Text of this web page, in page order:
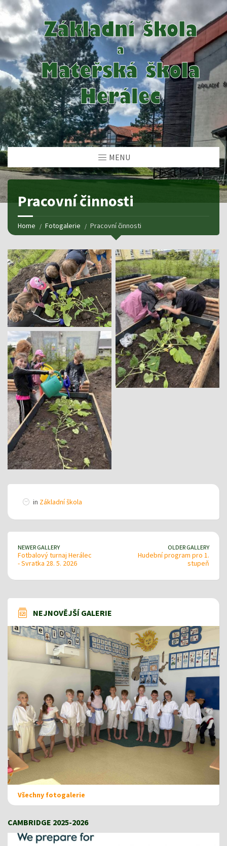
MENU
Pracovní činnosti
Home Fotogalerie Pracovní činnosti
in Základní škola
NEWER GALLERY
Fotbalový turnaj Herálec
- Svratka 28. 5. 2026
OLDER GALLERY
Hudební program pro 1.
stupeň
NEJNOVĚJŠÍ GALERIE
Všechny fotogalerie
CAMBRIDGE 2025-2026